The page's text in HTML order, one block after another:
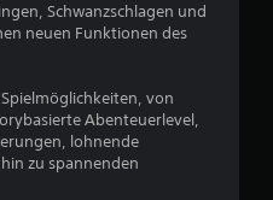
e
r
t
Schwanzschlagen und
neuen Funktionen des
von
Abenteuerlevel,
lohnende
zu spannenden